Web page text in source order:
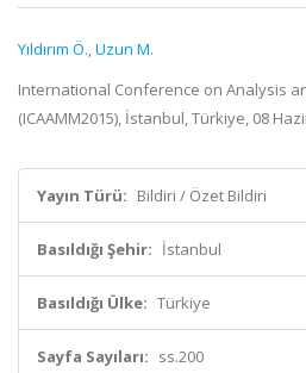
Yıldırım Ö.,Uzun M.
International Conference on Analysis
(ICAAMM2015), İstanbul, Türkiye, 08
Yayın Türü: Bildiri / Özet Bildiri
Basıldığı Şehir: İstanbul
Basıldığı Ülke: Türkiye
Sayfa Sayıları: ss.200